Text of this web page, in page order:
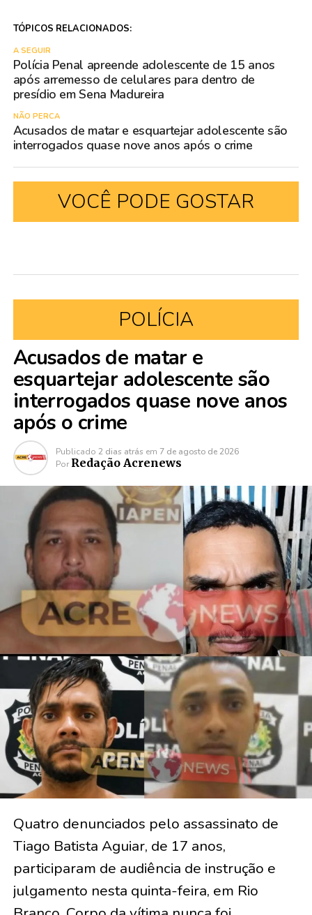
TÓPICOS RELACIONADOS:
A SEGUIR
Polícia Penal apreende adolescente de 15 anos
após arremesso de celulares para dentro de
presídio em Sena Madureira
NÃO PERCA
Acusados de matar e esquartejar adolescente são
interrogados quase nove anos após o crime
VOCÊ PODE GOSTAR
POLÍCIA
Acusados de matar e
esquartejar adolescente são
interrogados quase nove anos
após o crime
Publicado 2 dias atrás em 7 de agosto de 2026
Por Redação Acrenews
Quatro denunciados pelo assassinato de
Tiago Batista Aguiar, de 17 anos,
participaram de audiência de instrução e
julgamento nesta quinta-feira, em Rio